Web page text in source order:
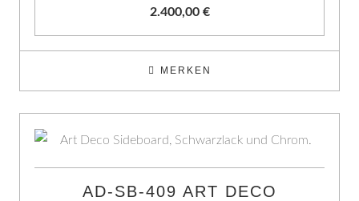
2.400,00 €
MERKEN
AD-SB-409 ART DECO